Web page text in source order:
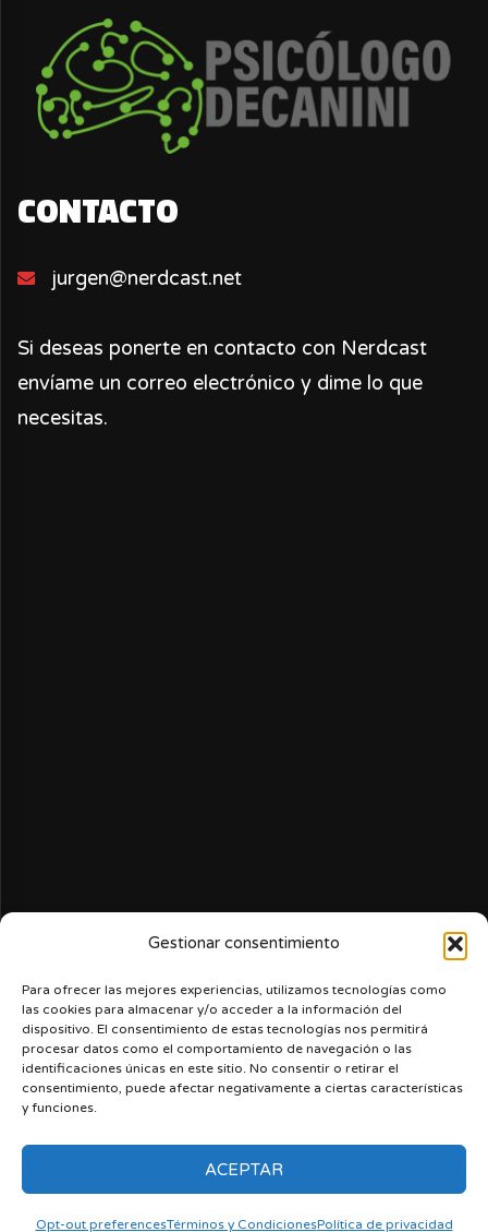
Gestionar consentimiento
Para ofrecer las mejores experiencias, utilizamos tecnologías como
las cookies para almacenar y/o acceder a la información del
dispositivo. El consentimiento de estas tecnologías nos permitirá
procesar datos como el comportamiento de navegación o las
identificaciones únicas en este sitio. No consentir o retirar el
consentimiento, puede afectar negativamente a ciertas características
y funciones.
ACEPTAR
Opt-out preferencesTérminos y CondicionesPolítica de privacidad
CONTACTO
jurgen@nerdcast.net
Si deseas ponerte en contacto con Nerdcast
envíame un correo electrónico y dime lo que
necesitas.
Acerca de nosotros